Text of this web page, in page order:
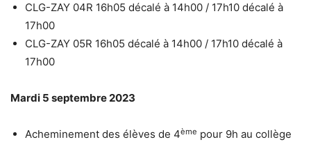
CLG-ZAY 04R 16h05 décalé à 14h00 / 17h10 décalé à
17h00
CLG-ZAY 05R 16h05 décalé à 14h00 / 17h10 décalé à
17h00
Mardi 5 septembre 2023
Acheminement des élèves de 4ème pour 9h au collège